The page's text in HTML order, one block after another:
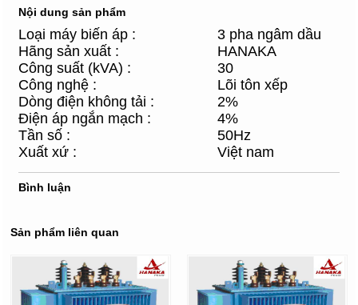
Nội dung sản phẩm
Loại máy biến áp :
3 pha ngâm dầu
Hãng sản xuất :
HANAKA
Công suất (kVA) :
30
Công nghệ :
Lõi tôn xếp
Dòng điện không tải :
2%
Điện áp ngắn mạch :
4%
Tần số :
50Hz
Xuất xứ :
Việt nam
Bình luận
Sản phẩm liên quan